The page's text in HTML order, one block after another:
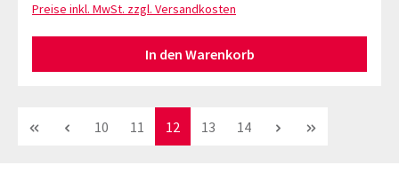
Preise inkl. MwSt. zzgl. Versandkosten
In den Warenkorb
Seite
10 Seite
11 Seite
12 Seite
13 Seite
14